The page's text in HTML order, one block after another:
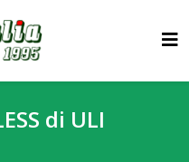
di ULI